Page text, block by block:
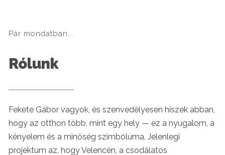
Pár mondatban...
Rólunk
Fekete Gábor vagyok, és szenvedélyesen hiszek abban,
hogy az otthon több, mint egy hely — ez a nyugalom, a
kényelem és a minőség szimbóluma. Jelenlegi
projektum az, hogy Velencén, a csodálatos